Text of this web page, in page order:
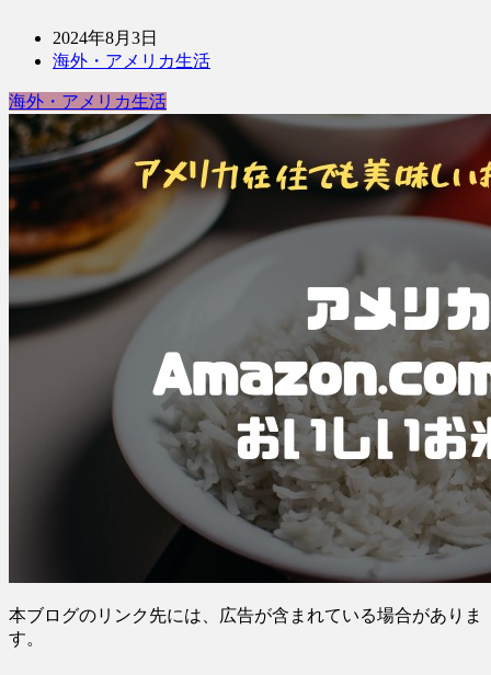
2024年8月3日
海外・アメリカ生活
海外・アメリカ生活
本ブログのリンク先には、広告が含まれている場合がありま
す。